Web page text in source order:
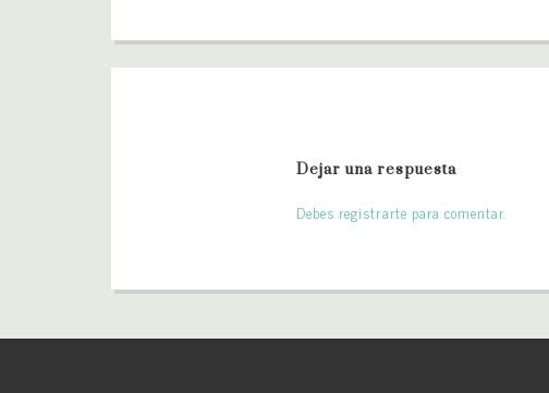
Dejar una respuesta
Debes registrarte para comentar.